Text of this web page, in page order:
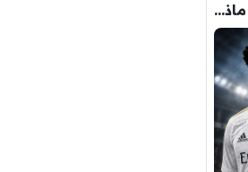
“إنها نفس القمامة”.. هل تريد أن تشاهد ماذا سيكتب الإعلام الإسباني بعد أسبوعين؟